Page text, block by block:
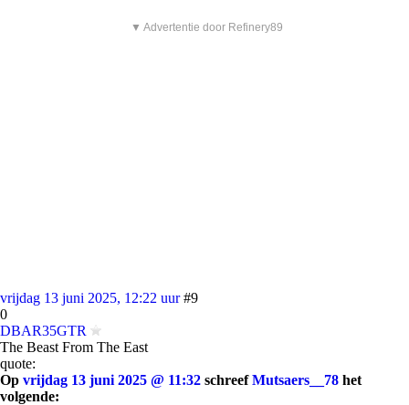
▼ Advertentie door Refinery89
vrijdag 13 juni 2025, 12:22 uur #9
0
DBAR35GTR
The Beast From The East
quote:
Op vrijdag 13 juni 2025 @ 11:32 schreefMutsaers__78 het
volgende: